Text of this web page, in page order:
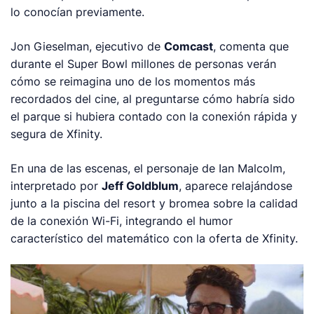
lo conocían previamente.
Jon Gieselman, ejecutivo deComcast, comenta que
durante el Super Bowl millones de personas verán
cómo se reimagina uno de los momentos más
recordados del cine, al preguntarse cómo habría sido
el parque si hubiera contado con la conexión rápida y
segura de Xfinity.
En una de las escenas, el personaje de Ian Malcolm,
interpretado porJeff Goldblum, aparece relajándose
junto a la piscina del resort y bromea sobre la calidad
de la conexión Wi-Fi, integrando el humor
característico del matemático con la oferta de Xfinity.